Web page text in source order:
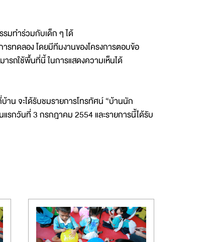
มทำร่วมกับเด็ก ๆ ได้
ทดลอง โดยมีทีมงานของโครงการตอบข้อ
รถใช้พื้นที่นี้ ในการแสดงความเห็นได้
าน จะได้รับชมรายการโทรทัศน์ “บ้านนัก
รกวันที่ 3 กรกฎาคม 2554 และรายการนี้ได้รับ